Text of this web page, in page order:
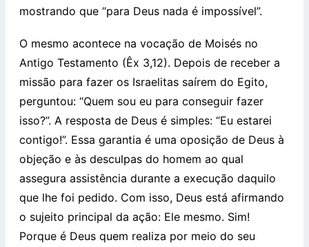
mostrando que “para Deus nada é impossível”.
O mesmo acontece na vocação de Moisés no
Antigo Testamento (Êx 3,12). Depois de receber a
missão para fazer os Israelitas saírem do Egito,
perguntou: “Quem sou eu para conseguir fazer
isso?”. A resposta de Deus é simples: “Eu estarei
contigo!”. Essa garantia é uma oposição de Deus à
objeção e às desculpas do homem ao qual
assegura assistência durante a execução daquilo
que lhe foi pedido. Com isso, Deus está afirmando
o sujeito principal da ação: Ele mesmo. Sim!
Porque é Deus quem realiza por meio do seu